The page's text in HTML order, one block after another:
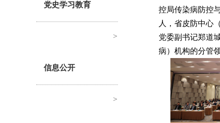
党史学习教育
>
信息公开
>
控局传染病防控
人，省皮防中心
党委副书记郑道
病）机构的分管